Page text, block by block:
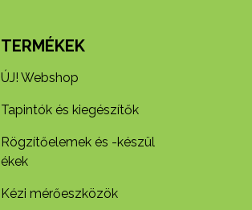
TERMÉKEK
ÚJ! Webshop
Tapintók és kiegészítők
Rögzítőelemek és -készül​
ékek
Kézi mérőeszközök